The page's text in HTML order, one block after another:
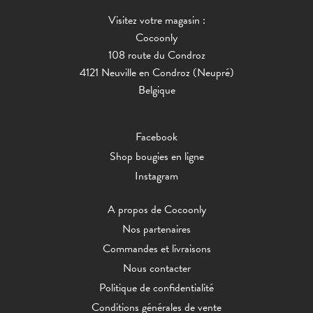
Visitez votre magasin :
Cocoonly
108 route du Condroz
4121 Neuville en Condroz (Neupré)
Belgique
Facebook
Shop bougies en ligne
Instagram
A propos de Cocoonly
Nos partenaires
Commandes et livraisons
Nous contacter
Politique de confidentialité
Conditions générales de vente